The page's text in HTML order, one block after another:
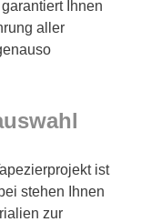
Ihnen
aller
ist
stehen Ihnen
zur